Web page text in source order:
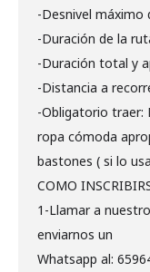
-Desnivel máximo
-Duración de la
-Duración total y
-Distancia a
-Obligatorio traer:
ropa cómoda
bastones ( si lo
COMO
1-Llamar a
enviarnos un
Whatsapp al: